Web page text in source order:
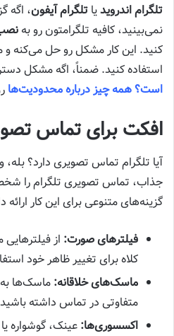
تلگرام اندرویدیا تلگرام آیفون، اگه
نمی‌بینید، کافیه تلگرامتون رو به
کنید. این کار مشکل رو حل می‌کنه و
استفاده کنید. ضمناً، اگه مشکل
است؟ همه چیز درباره محدودیت‌ها
افکت برای تماس
آیا تلگرام تماس تصویری دارد؟
جذاب، تماس تصویری تلگرام را
گزینه‌های متنوعی برای این کار
فیلترهای صورت: از
کلاه برای تغییر ظاهر خود
ماسک‌های خلاقانه: ماسک‌ها
متفاوتی در تماس داشته
اکسسوری‌ها: عینک، گوشواره